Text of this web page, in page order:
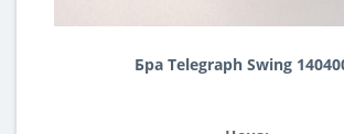
Бра Telegraph Swing